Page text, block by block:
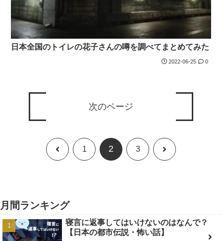
日本全国のトイレの花子さんの噂を調べてまとめてみた
2022-06-25 0
次のページ
前 1 2 3 次
月間ランキング
寝言に返事してはいけないのはなんで？
【日本の都市伝説・怖い話】